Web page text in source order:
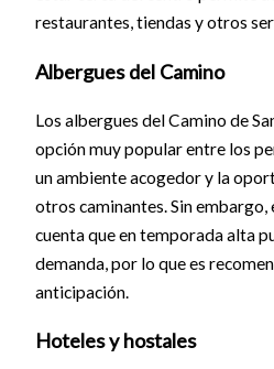
restaurantes, tiendas y otros
Albergues del Camino
Los albergues del Camino de
opción muy popular entre los
un ambiente acogedor y la
otros caminantes. Sin
cuenta que en temporada alta
demanda, por lo que es
anticipación.
Hoteles y hostales